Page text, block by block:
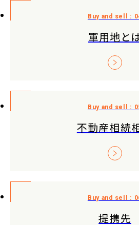
軍用地と
不動産相続
提携先